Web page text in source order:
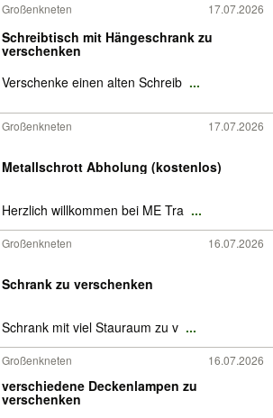
Großenkneten 17.07.2026
Schreibtisch mit Hängeschrank zu
verschenken
Verschenke einen alten Schreib ...
Großenkneten 17.07.2026
Metallschrott Abholung (kostenlos)
Herzlich willkommen bei ME Tra ...
Großenkneten 16.07.2026
Schrank zu verschenken
Schrank mit viel Stauraum zu v ...
Großenkneten 16.07.2026
verschiedene Deckenlampen zu
verschenken